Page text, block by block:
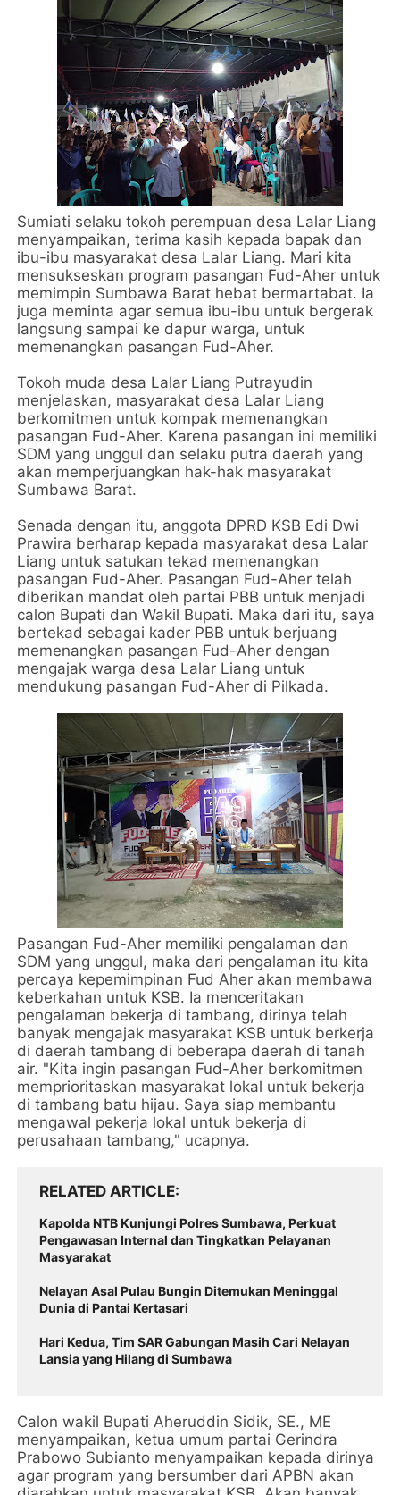
Sumiati selaku tokoh perempuan desa Lalar Liang
menyampaikan, terima kasih kepada bapak dan
ibu-ibu masyarakat desa Lalar Liang. Mari kita
mensukseskan program pasangan Fud-Aher untuk
memimpin Sumbawa Barat hebat bermartabat. Ia
juga meminta agar semua ibu-ibu untuk bergerak
langsung sampai ke dapur warga, untuk
memenangkan pasangan Fud-Aher.
Tokoh muda desa Lalar Liang Putrayudin
menjelaskan, masyarakat desa Lalar Liang
berkomitmen untuk kompak memenangkan
pasangan Fud-Aher. Karena pasangan ini memiliki
SDM yang unggul dan selaku putra daerah yang
akan memperjuangkan hak-hak masyarakat
Sumbawa Barat.
Senada dengan itu, anggota DPRD KSB Edi Dwi
Prawira berharap kepada masyarakat desa Lalar
Liang untuk satukan tekad memenangkan
pasangan Fud-Aher. Pasangan Fud-Aher telah
diberikan mandat oleh partai PBB untuk menjadi
calon Bupati dan Wakil Bupati. Maka dari itu, saya
bertekad sebagai kader PBB untuk berjuang
memenangkan pasangan Fud-Aher dengan
mengajak warga desa Lalar Liang untuk
mendukung pasangan Fud-Aher di Pilkada.
Pasangan Fud-Aher memiliki pengalaman dan
SDM yang unggul, maka dari pengalaman itu kita
percaya kepemimpinan Fud Aher akan membawa
keberkahan untuk KSB. Ia menceritakan
pengalaman bekerja di tambang, dirinya telah
banyak mengajak masyarakat KSB untuk berkerja
di daerah tambang di beberapa daerah di tanah
air. "Kita ingin pasangan Fud-Aher berkomitmen
memprioritaskan masyarakat lokal untuk bekerja
di tambang batu hijau. Saya siap membantu
mengawal pekerja lokal untuk bekerja di
perusahaan tambang," ucapnya.
RELATED ARTICLE
Kapolda NTB Kunjungi Polres Sumbawa, Perkuat
Pengawasan Internal dan Tingkatkan Pelayanan
Masyarakat
Nelayan Asal Pulau Bungin Ditemukan Meninggal
Dunia di Pantai Kertasari
Hari Kedua, Tim SAR Gabungan Masih Cari Nelayan
Lansia yang Hilang di Sumbawa
Calon wakil Bupati Aheruddin Sidik, SE., ME
menyampaikan, ketua umum partai Gerindra
Prabowo Subianto menyampaikan kepada dirinya
agar program yang bersumber dari APBN akan